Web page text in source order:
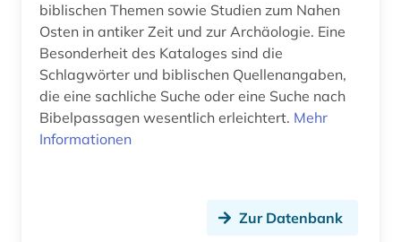
biblischen Themen sowie Studien zum Nahen
Osten in antiker Zeit und zur Archäologie. Eine
Besonderheit des Kataloges sind die
Schlagwörter und biblischen Quellenangaben,
die eine sachliche Suche oder eine Suche nach
Bibelpassagen wesentlich erleichtert. Mehr
Informationen
Zur Datenbank